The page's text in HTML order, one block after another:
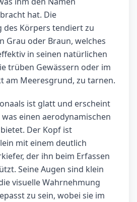
hat. Die
Körpers tendiert zu
Grau oder Braun, welches
in seinen natürlichen
trüben Gewässern oder im
am Meeresgrund, zu tarnen.
ist glatt und erscheint
einen aerodynamischen
Der Kopf ist
mit einem deutlich
der ihn beim Erfassen
Seine Augen sind klein
visuelle Wahrnehmung
zu sein, wobei sie im